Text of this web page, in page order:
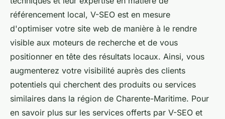
référencement local, V-SEO est en mesure
d'optimiser votre site web de manière à le rendre
visible aux moteurs de recherche et de vous
positionner en tête des résultats locaux. Ainsi, vous
augmenterez votre visibilité auprès des clients
potentiels qui cherchent des produits ou services
similaires dans la région de Charente-Maritime. Pour
en savoir plus sur les services offerts par V-SEO et